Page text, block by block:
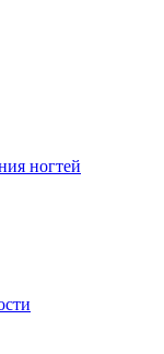
ногтей